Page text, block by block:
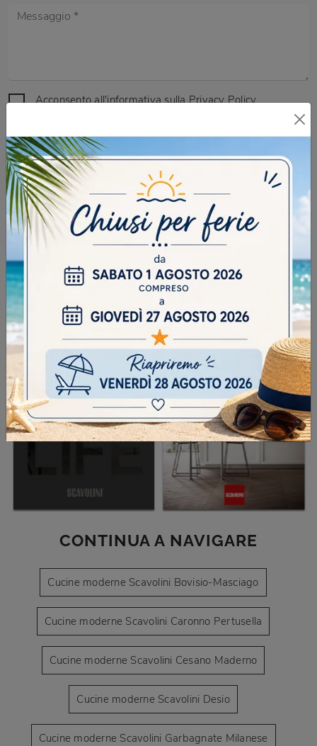
SFOGLIA I NOSTRI CATALOGHI
CONTINUA A NAVIGARE
Cucine moderne Scavolini Bovisio-Masciago
Cucine moderne Scavolini Caronno Pertusella
Cucine moderne Scavolini Cesano Maderno
Cucine moderne Scavolini Desio
Cucine moderne Scavolini Garbagnate Milanese
Acconsento all'informativa sullaPrivacy Policy
DOMANDA DI SICUREZZA
Se nevica in quale stagione siamo?
INVIA